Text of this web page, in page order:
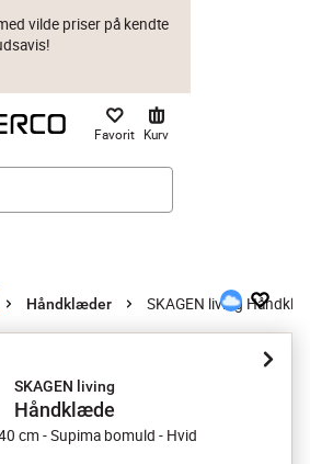
Prismatch
vilde priser på kendte
Favorit Kurv
Håndklæder SKAGEN living
SKAGEN living
Håndklæde
cm - Supima bomuld - Hvid